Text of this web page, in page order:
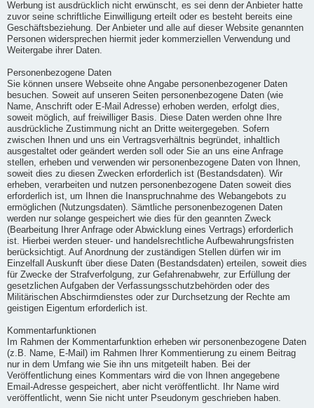
Werbung ist ausdrücklich nicht erwünscht, es sei denn der Anbieter hatte
zuvor seine schriftliche Einwilligung erteilt oder es besteht bereits eine
Geschäftsbeziehung. Der Anbieter und alle auf dieser Website genannten
Personen widersprechen hiermit jeder kommerziellen Verwendung und
Weitergabe ihrer Daten.
Personenbezogene Daten
Sie können unsere Webseite ohne Angabe personenbezogener Daten
besuchen. Soweit auf unseren Seiten personenbezogene Daten (wie
Name, Anschrift oder E-Mail Adresse) erhoben werden, erfolgt dies,
soweit möglich, auf freiwilliger Basis. Diese Daten werden ohne Ihre
ausdrückliche Zustimmung nicht an Dritte weitergegeben. Sofern
zwischen Ihnen und uns ein Vertragsverhältnis begründet, inhaltlich
ausgestaltet oder geändert werden soll oder Sie an uns eine Anfrage
stellen, erheben und verwenden wir personenbezogene Daten von Ihnen,
soweit dies zu diesen Zwecken erforderlich ist (Bestandsdaten). Wir
erheben, verarbeiten und nutzen personenbezogene Daten soweit dies
erforderlich ist, um Ihnen die Inanspruchnahme des Webangebots zu
ermöglichen (Nutzungsdaten). Sämtliche personenbezogenen Daten
werden nur solange gespeichert wie dies für den geannten Zweck
(Bearbeitung Ihrer Anfrage oder Abwicklung eines Vertrags) erforderlich
ist. Hierbei werden steuer- und handelsrechtliche Aufbewahrungsfristen
berücksichtigt. Auf Anordnung der zuständigen Stellen dürfen wir im
Einzelfall Auskunft über diese Daten (Bestandsdaten) erteilen, soweit dies
für Zwecke der Strafverfolgung, zur Gefahrenabwehr, zur Erfüllung der
gesetzlichen Aufgaben der Verfassungsschutzbehörden oder des
Militärischen Abschirmdienstes oder zur Durchsetzung der Rechte am
geistigen Eigentum erforderlich ist.
Kommentarfunktionen
Im Rahmen der Kommentarfunktion erheben wir personenbezogene Daten
(z.B. Name, E-Mail) im Rahmen Ihrer Kommentierung zu einem Beitrag
nur in dem Umfang wie Sie ihn uns mitgeteilt haben. Bei der
Veröffentlichung eines Kommentars wird die von Ihnen angegebene
Email-Adresse gespeichert, aber nicht veröffentlicht. Ihr Name wird
veröffentlicht, wenn Sie nicht unter Pseudonym geschrieben haben.